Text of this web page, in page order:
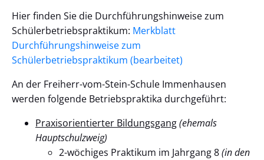
Hier finden Sie die Durchführungshinweise zum
Schülerbetriebspraktikum: Merkblatt
Durchführungshinweise zum
Schülerbetriebspraktikum (bearbeitet)
An der Freiherr-vom-Stein-Schule Immenhausen
werden folgende Betriebspraktika durchgeführt:
Praxisorientierter Bildungsgang(ehemals
Hauptschulzweig)
2-wöchiges Praktikum im Jahrgang 8(in den